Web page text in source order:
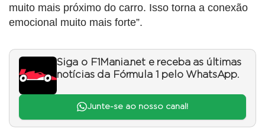
muito mais próximo do carro. Isso torna a conexão
emocional muito mais forte”.
Siga o F1Mania.net e receba as últimas
notícias da Fórmula 1 pelo WhatsApp.
Junte-se ao nosso canal!